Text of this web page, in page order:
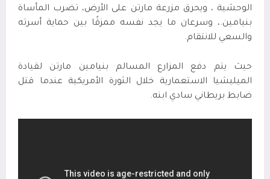
الوحشية ، ويحرق مزرعة مارتن على الأرض، تضرب المأساة
بنيامين.، وسرعان ما يجد نفسه ممزقًا بين حماية أسرته
والسعي للانتقام.
حيث يتم دفع المزارع المسالم بنيامين مارتن لقيادة
الميليشيا الاستعمارية خلال الثورة الأمريكية عندما قتل
ضابط بريطاني سادي ابنه.